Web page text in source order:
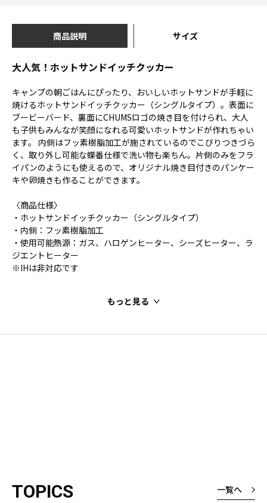
商品説明 サイズ
大人気！ホットサンドイッチクッカー
キャンプの朝ごはんにぴったり、おいしいホットサンドが手軽に
焼けるホットサンドイッチクッカー（シングルタイプ）。表面に
ブービーバード、裏面にCHUMSロゴの焼き目を付けられ、大人
も子供もみんなが笑顔になれる可愛いホットサンドが作れちゃい
ます。 内側はフッ素樹脂加工が施されているのでこびりつきづら
く、取り外し可能な蝶番仕様で洗い物も楽ちん。片側のみをフラ
イパンのようにも使えるので、オリジナル焼き目付きのパンケー
キや卵焼きも作ることができます。
〈商品仕様〉
・ホットサンドイッチクッカー（シングルタイプ）
・内側：フッ素樹脂加工
・使用可能熱源：ガス、ハロゲンヒーター、シーズヒーター、ラ
ジエントヒーター
※IHは非対応です
もっと見る
TOPICS 一覧へ